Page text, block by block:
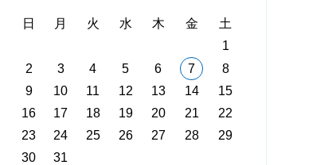
日 月 火 水 木 金
土
1
2
3 4 5 6 7
8
9
10 11 12 13 14
15
16
17 18 19 20 21
22
23
24 25 26 27 28
29
30
31